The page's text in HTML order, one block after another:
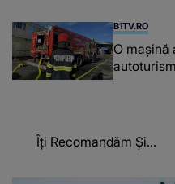
B1TV.RO
O maşină
Îți Recomandăm Și...